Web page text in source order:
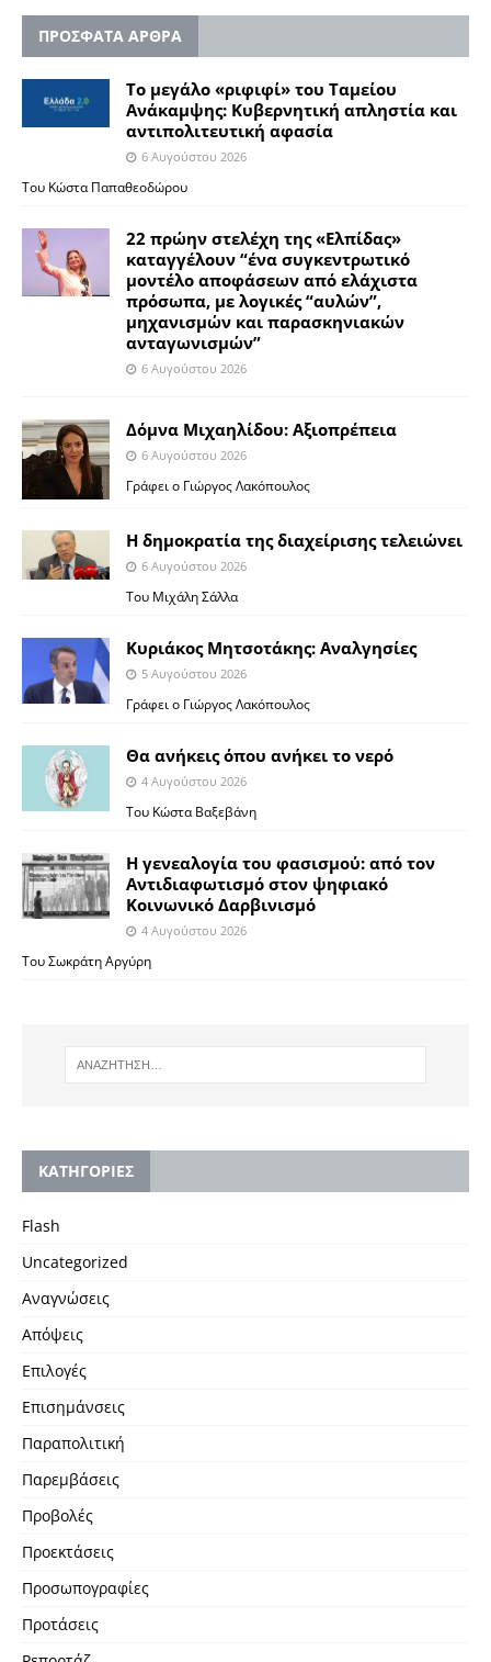
ΠΡΟΣΦΑΤΑ ΑΡΘΡΑ
Το μεγάλο «ριφιφί» του Ταμείου
Ανάκαμψης: Κυβερνητική απληστία και
αντιπολιτευτική αφασία
6 Αυγούστου 2026
Του Κώστα Παπαθεοδώρου
22 πρώην στελέχη της «Ελπίδας»
καταγγέλουν “ένα συγκεντρωτικό
μοντέλο αποφάσεων από ελάχιστα
πρόσωπα, με λογικές “αυλών”,
μηχανισμών και παρασκηνιακών
ανταγωνισμών”
6 Αυγούστου 2026
Δόμνα Μιχαηλίδου: Αξιοπρέπεια
6 Αυγούστου 2026
Γράφει ο Γιώργος Λακόπουλος
Η δημοκρατία της διαχείρισης τελειώνει
6 Αυγούστου 2026
Του Μιχάλη Σάλλα
Κυριάκος Μητσοτάκης: Αναλγησίες
5 Αυγούστου 2026
Γράφει ο Γιώργος Λακόπουλος
Θα ανήκεις όπου ανήκει το νερό
4 Αυγούστου 2026
Του Κώστα Βαξεβάνη
Η γενεαλογία του φασισμού: από τον
Αντιδιαφωτισμό στον ψηφιακό
Κοινωνικό Δαρβινισμό
4 Αυγούστου 2026
Του Σωκράτη Αργύρη
KΑΤΗΓΟΡΙΕΣ
Flash
Uncategorized
Αναγνώσεις
Απόψεις
Επιλογές
Επισημάνσεις
Παραπολιτική
Παρεμβάσεις
Προβολές
Προεκτάσεις
Προσωπογραφίες
Προτάσεις